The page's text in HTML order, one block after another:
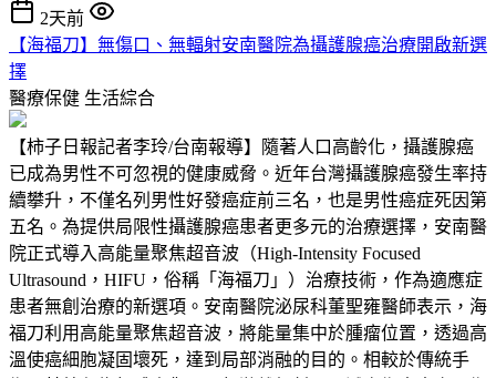
2天前
【海福刀】無傷口、無輻射安南醫院為攝護腺癌治療開啟新選
擇
醫療保健 生活綜合
【柿子日報記者李玲/台南報導】隨著人口高齡化，攝護腺癌
已成為男性不可忽視的健康威脅。近年台灣攝護腺癌發生率持
續攀升，不僅名列男性好發癌症前三名，也是男性癌症死因第
五名。為提供局限性攝護腺癌患者更多元的治療選擇，安南醫
院正式導入高能量聚焦超音波（High-Intensity Focused
Ultrasound，HIFU，俗稱「海福刀」）治療技術，作為適應症
患者無創治療的新選項。安南醫院泌尿科董聖雍醫師表示，海
福刀利用高能量聚焦超音波，將能量集中於腫瘤位置，透過高
溫使癌細胞凝固壞死，達到局部消融的目的。相較於傳統手